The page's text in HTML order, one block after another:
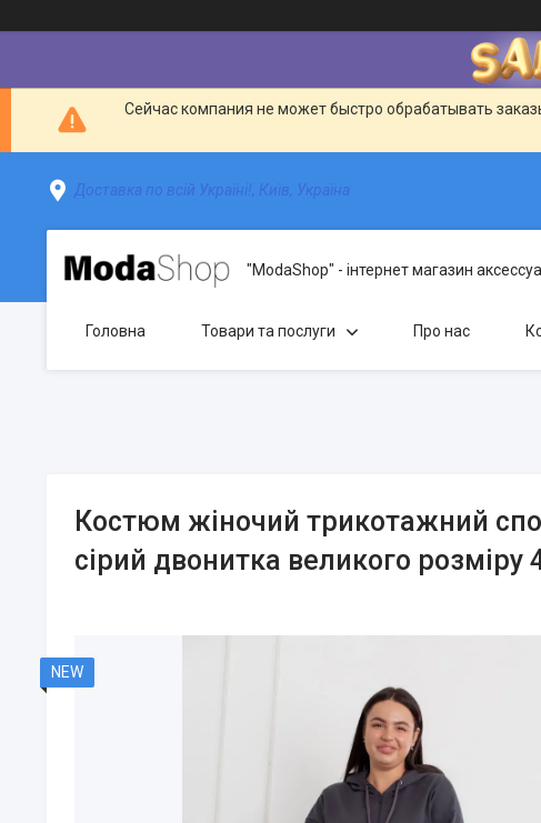
Сейчас компания не может быстро обрабатывать
Доставка по всій Україні!, Київ, Україна
"ModaShop" - інтернет магазин
Головна Товари та послуги Про нас
Костюм жіночий трикотажний
сірий двонитка великого розміру
NEW